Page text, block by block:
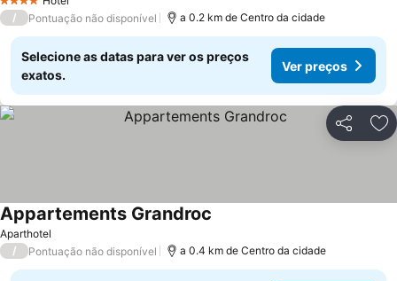
4 Estrelas
/ Pontuação não disponível a 0.2 km de Centro da cidade
Selecione as datas para ver os preços
exatos.
Ver preços
Partilhar
Aparthotel
Appartements Grandroc
/ Pontuação não disponível a 0.4 km de Centro da cidade